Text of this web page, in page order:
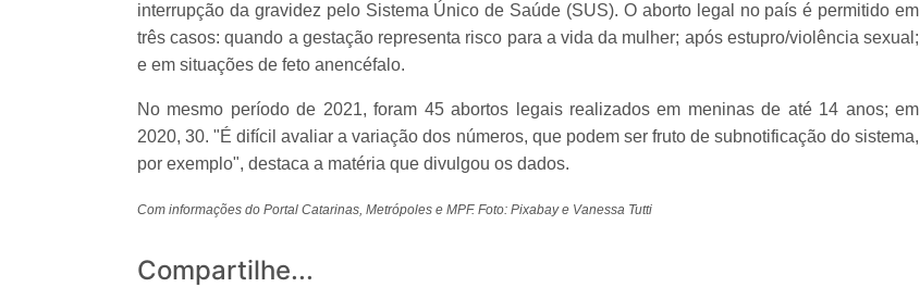
interrupção da gravidez pelo Sistema Único de Saúde (SUS). O aborto legal no país é permitido em
três casos: quando a gestação representa risco para a vida da mulher; após estupro/violência sexual;
e em situações de feto anencéfalo.
No mesmo período de 2021, foram 45 abortos legais realizados em meninas de até 14 anos; em
2020, 30. "É difícil avaliar a variação dos números, que podem ser fruto de subnotificação do sistema,
por exemplo", destaca a matéria que divulgou os dados.
Com informações do Portal Catarinas, Metrópoles e MPF. Foto: Pixabay e Vanessa Tutti
Compartilhe...